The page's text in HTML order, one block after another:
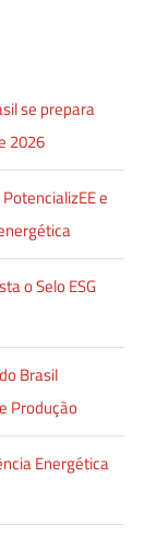
se prepara
2026
e
o Selo ESG
Brasil
Produção
Energética